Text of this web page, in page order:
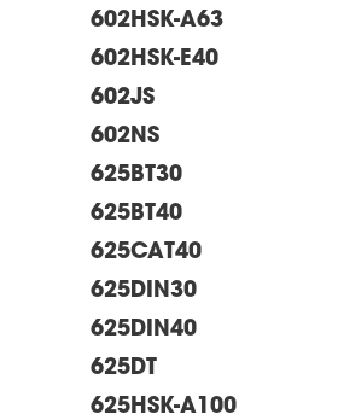
602HSK-A63
602HSK-E40
602JS
602NS
625BT30
625BT40
625CAT40
625DIN30
625DIN40
625DT
625HSK-A100